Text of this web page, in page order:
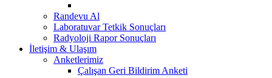
Randevu Al
Laboratuvar Tetkik Sonuçları
Radyoloji Rapor Sonuçları
İletişim & Ulaşım
Anketlerimiz
Çalışan Geri Bildirim Anketi